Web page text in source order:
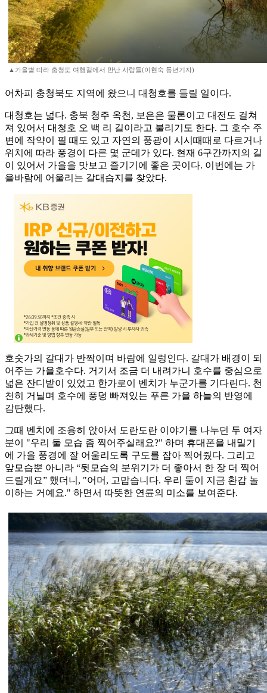
▲가을볕 따라 충청도 여행길에서 만난 사람들(이현숙 동년기자)
어차피 충청북도 지역에 왔으니 대청호를 들릴 일이다.
대청호는 넓다. 충북 청주 옥천, 보은은 물론이고 대전도 걸쳐
져 있어서 대청호 오 백 리 길이라고 불리기도 한다. 그 호수 주
변에 작약이 필 때도 있고 자연의 풍광이 시시때때로 다르거나
위치에 따라 풍경이 다른 몇 군데가 있다. 현재 6구간까지의 길
이 있어서 가을을 맛보고 즐기기에 좋은 곳이다. 이번에는 가
을바람에 어울리는 갈대습지를 찾았다.
호숫가의 갈대가 반짝이며 바람에 일렁인다. 갈대가 배경이 되
어주는 가을호수다. 거기서 조금 더 내려가니 호수를 중심으로
넓은 잔디밭이 있었고 한가로이 벤치가 누군가를 기다린다. 천
천히 거닐며 호수에 풍덩 빠져있는 푸른 가을 하늘의 반영에
감탄했다.
그때 벤치에 조용히 앉아서 도란도란 이야기를 나누던 두 여자
분이 "우리 둘 모습 좀 찍어주실래요?" 하며 휴대폰을 내밀기
에 가을 풍경에 잘 어울리도록 구도를 잡아 찍어줬다. 그리고
앞모습뿐 아니라 “뒷모습의 분위기가 더 좋아서 한 장 더 찍어
드릴게요” 했더니, "어머, 고맙습니다. 우리 둘이 지금 환갑 놀
이하는 거예요." 하면서 따뜻한 연륜의 미소를 보여준다.